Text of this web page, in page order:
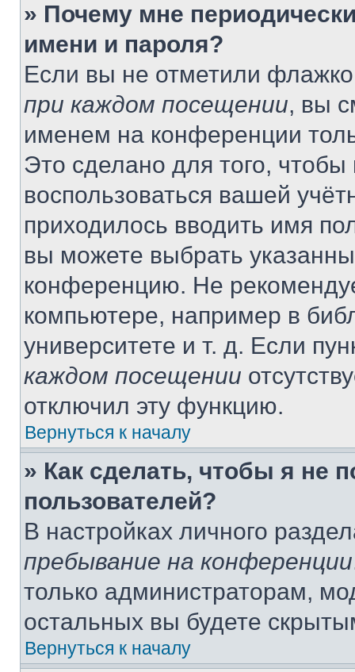
» Почему мне
имени и пароля?
Если вы не отметили
при каждом посещении, вы
именем на конференции
Это сделано для того, чтобы
воспользоваться вашей
приходилось вводить имя
вы можете выбрать
конференцию. Не
компьютере, например в
университете и т. д. Если
каждом посещении
отключил эту функцию.
Вернуться к началу
» Как сделать, чтобы я не
пользователей?
В настройках личного
пребывание на конференции
только администраторам,
остальных вы будете
Вернуться к началу